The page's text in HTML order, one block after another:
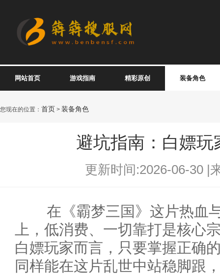
网站首页 游戏指南 精彩原创 装备角色
您现在的位置： 首页 > 装备角色
避坑指南：白嫖玩
更新时间:2026-06-30 |
在《霸梦三国》这片热血
上，低消费、一切靠打是核心
白嫖玩家而言，只要掌握正确
同样能在这片乱世中站稳脚跟